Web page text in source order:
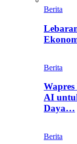
Berita
Berita
AI
Daya…
Berita